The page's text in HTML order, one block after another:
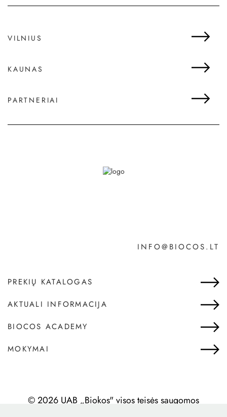
VILNIUS
KAUNAS
PARTNERIAI
INFO@BIOCOS.LT
PREKIŲ KATALOGAS
AKTUALI INFORMACIJA
BIOCOS ACADEMY
MOKYMAI
© 2026 UAB „Biokos" visos teisės saugomos